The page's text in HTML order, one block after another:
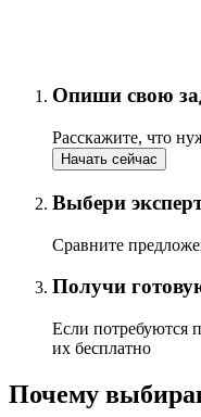
Опиши свою
Расскажите, что
Начать сейчас
Выбери
Сравните
Получи
Если потребуются
их бесплатно
Почему